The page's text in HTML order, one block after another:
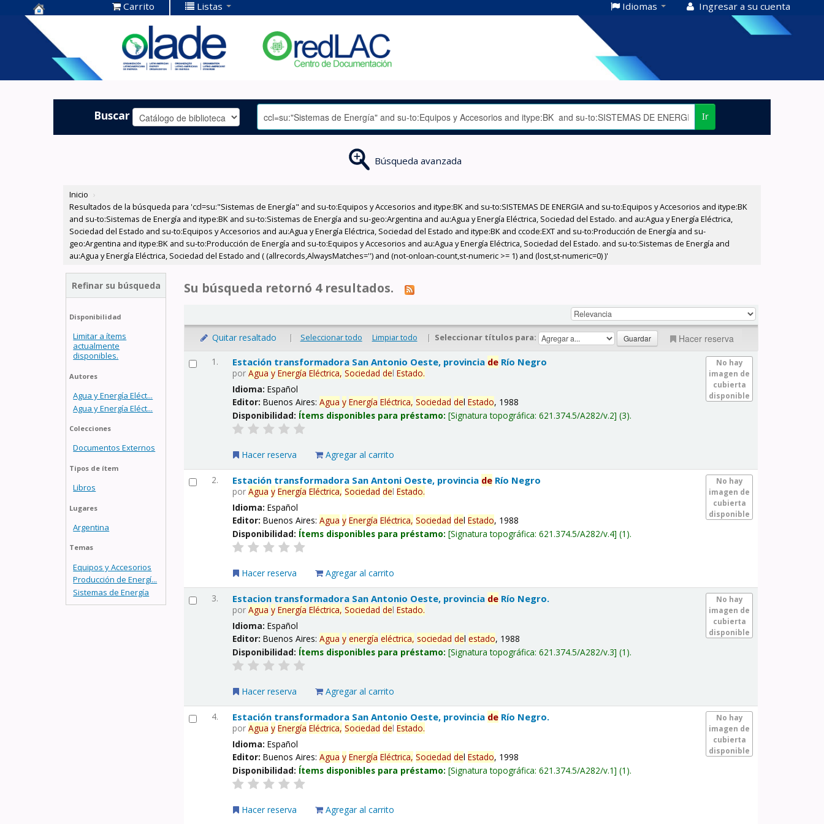
Centro de
Documentación
OLADE -
Carrito Listas Idiomas Ingresar a su cuenta
Buscar Ir
Búsqueda avanzada
Inicio ›
Resultados de la búsqueda para 'ccl=su:"Sistemas de Energía" and su-to:Equipos y Accesorios and itype:BK and su-to:SISTEMAS DE ENERGIA and su-to:Equipos y Accesorios and itype:BK
and su-to:Sistemas de Energía and itype:BK and su-to:Sistemas de Energía and su-geo:Argentina and au:Agua y Energía Eléctrica, Sociedad del Estado. and au:Agua y Energía Eléctrica,
Sociedad del Estado and su-to:Equipos y Accesorios and au:Agua y Energía Eléctrica, Sociedad del Estado and itype:BK and ccode:EXT and su-to:Producción de Energía and su-
geo:Argentina and itype:BK and su-to:Producción de Energía and su-to:Equipos y Accesorios and au:Agua y Energía Eléctrica, Sociedad del Estado. and su-to:Sistemas de Energía and
au:Agua y Energía Eléctrica, Sociedad del Estado and ( (allrecords,AlwaysMatches='') and (not-onloan-count,st-numeric >= 1) and (lost,st-numeric=0) )'
Refinar su búsqueda
Disponibilidad
Limitar a ítems
actualmente
disponibles.
Autores
Agua y Energía Eléct...
Agua y Energía Eléct...
Colecciones
Documentos Externos
Tipos de ítem
Libros
Lugares
Argentina
Temas
Equipos y Accesorios
Producción de Energí...
Sistemas de Energía
Su búsqueda retornó 4 resultados.
Quitar resaltado | Seleccionar todo Limpiar todo | Seleccionar títulos para: Hacer reserva
1.
No hay
imagen de
cubierta
disponible
Estación transformadora San Antonio Oeste, provincia de Río Negro
porAgua y Energía Eléctrica, Sociedad delEstado.
Idioma:Español
Editor:Buenos Aires:Agua y Energía Eléctrica, Sociedad delEstado, 1988
Disponibilidad: Ítems disponibles para préstamo: Signatura topográfica:621.374.5/A282/v.2 (3).
Hacer reserva Agregar al carrito
2.
No hay
imagen de
cubierta
disponible
Estación transformadora San Antoni Oeste, provincia de Río Negro
porAgua y Energía Eléctrica, Sociedad delEstado.
Idioma:Español
Editor:Buenos Aires:Agua y Energía Eléctrica, Sociedad delEstado, 1988
Disponibilidad: Ítems disponibles para préstamo: Signatura topográfica:621.374.5/A282/v.4 (1).
Hacer reserva Agregar al carrito
3.
No hay
imagen de
cubierta
disponible
Estacion transformadora San Antonio Oeste, provincia de Río Negro.
porAgua y Energía Eléctrica, Sociedad delEstado.
Idioma:Español
Editor:Buenos Aires:Agua y energía eléctrica, sociedad delestado, 1988
Disponibilidad: Ítems disponibles para préstamo: Signatura topográfica:621.374.5/A282/v.3 (1).
Hacer reserva Agregar al carrito
4.
No hay
imagen de
cubierta
disponible
Estación transformadora San Antonio Oeste, provincia de Río Negro.
porAgua y Energía Eléctrica, Sociedad delEstado.
Idioma:Español
Editor:Buenos Aires:Agua y Energía Eléctrica, Sociedad delEstado, 1998
Disponibilidad: Ítems disponibles para préstamo: Signatura topográfica:621.374.5/A282/v.1 (1).
Hacer reserva Agregar al carrito